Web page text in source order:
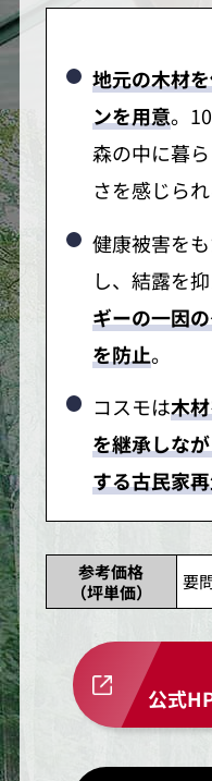
地元の木材
ンを用意。
森の中に暮
さを感じられ
健康被害を
し、結露を
ギーの一因
を防止。
コスモは木
を継承しな
する古民家
参考価格
（坪単価）
要
公式